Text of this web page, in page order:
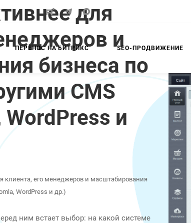
ПЕРЕНОС НА БИТРИКС SEO-ПРОДВИЖЕНИЕ
для
и
бизнеса по
CMS
WordPress и
клиента, его менеджеров и масштабирования
WordPress и др.)
ним встает выбор: на какой системе